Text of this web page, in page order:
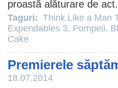
proastă alăturare de
Taguri: Think Like a Man
Expendables 3, Pompeii,
Cake
Premierele
18.07.2014